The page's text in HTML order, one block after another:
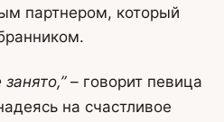
партнером, который
– говорит певица
на счастливое